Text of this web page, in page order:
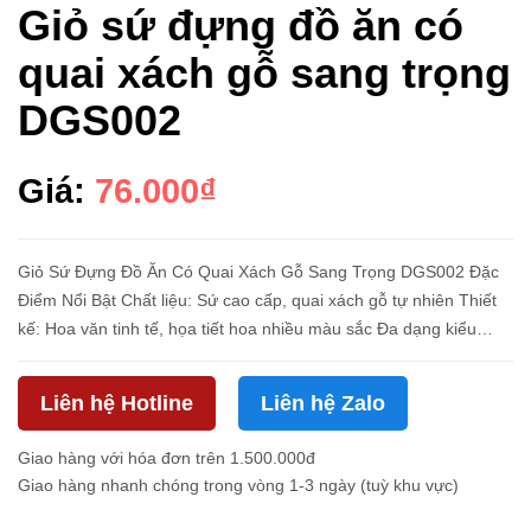
Giỏ sứ đựng đồ ăn có
quai xách gỗ sang trọng
DGS002
Giá: 76.000₫
Giỏ Sứ Đựng Đồ Ăn Có Quai Xách Gỗ Sang Trọng DGS002 Đặc
Điểm Nổi Bật Chất liệu: Sứ cao cấp, quai xách gỗ tự nhiên Thiết
kế: Hoa văn tinh tế, họa tiết hoa nhiều màu sắc Đa dạng kiểu
Viền...
Liên hệ Hotline Liên hệ Zalo
Giao hàng với hóa đơn trên 1.500.000đ
Giao hàng nhanh chóng trong vòng 1-3 ngày (tuỳ khu vực)